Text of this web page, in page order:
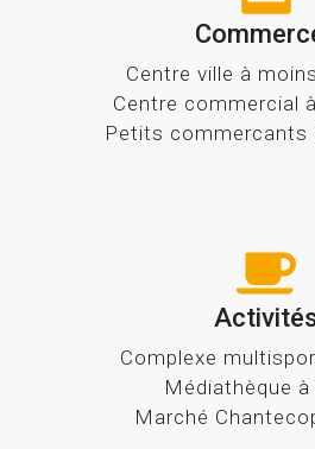
Centre ville à
Centre commercial
Petits commercants
Complexe
Médiathèque à
Marché